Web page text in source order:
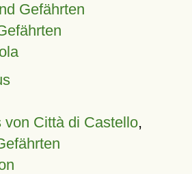
Gefährten
von Città di Castello,